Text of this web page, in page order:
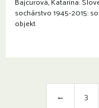
Bajcurová, Katarína:
sochárstvo 1945-2015:
objekt
← 3